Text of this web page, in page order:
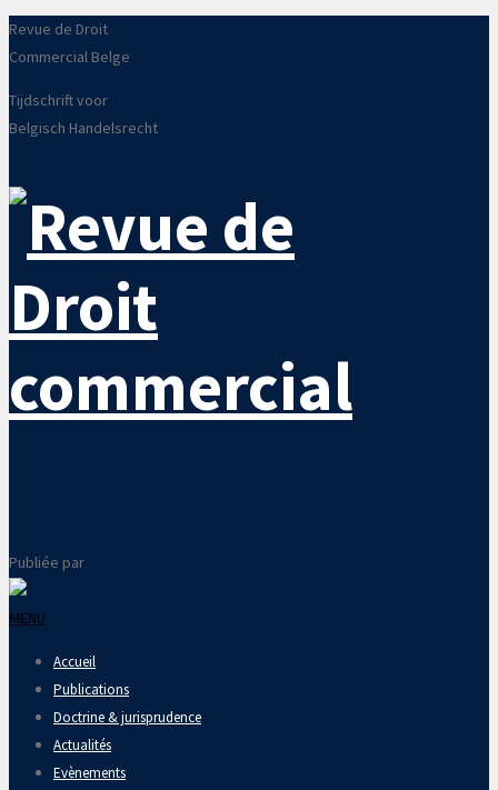
Revue de Droit
Commercial Belge
Tijdschrift voor
Belgisch Handelsrecht
Publiée par
MENU
Accueil
Publications
Doctrine & jurisprudence
Actualités
Evènements